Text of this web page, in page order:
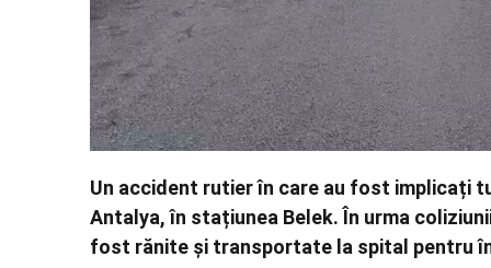
Un accident rutier în care au fost implicați
Antalya, în stațiunea Belek. În urma
fost rănite și transportate la spital pentru